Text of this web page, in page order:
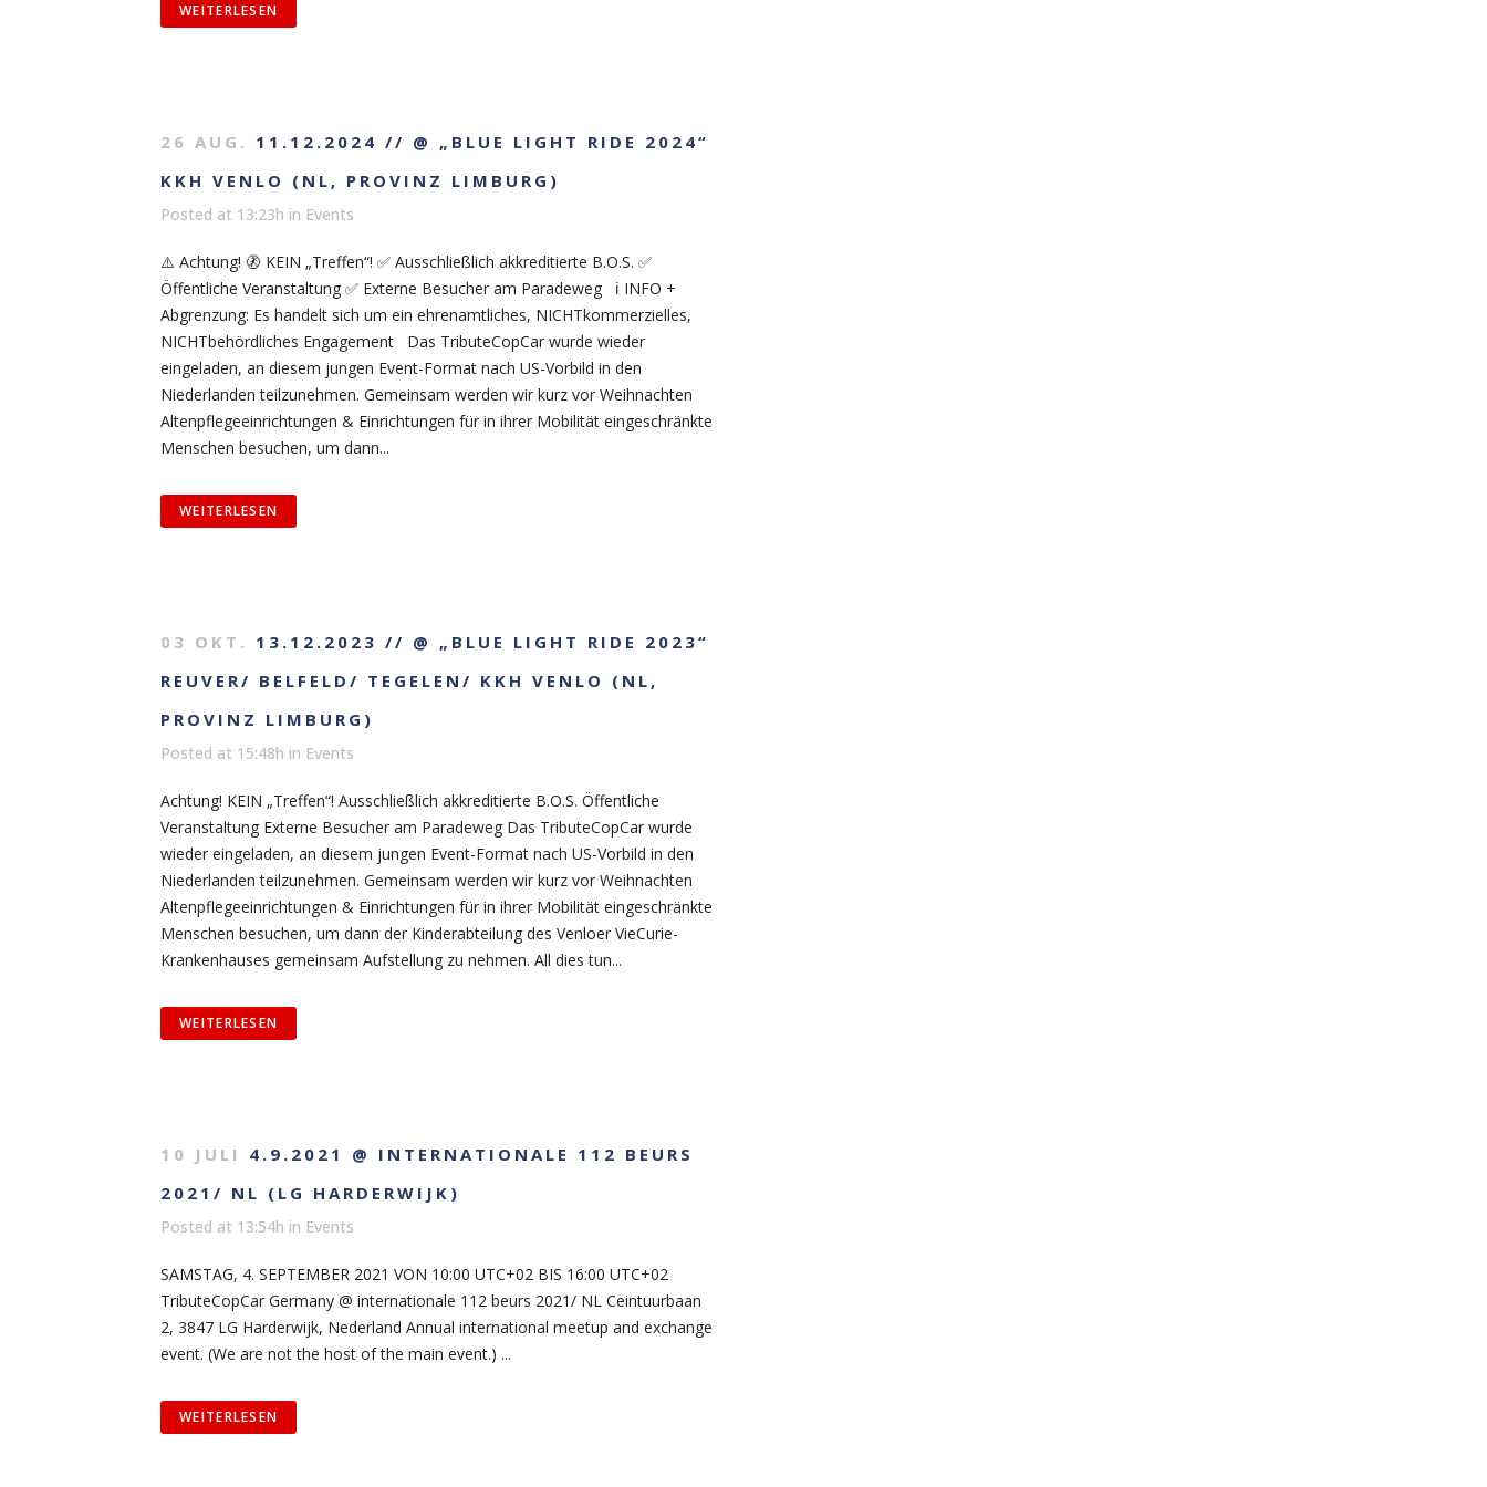
WEITERLESEN
26 AUG. 11.12.2024 // @ „BLUE LIGHT RIDE 2024“
KKH VENLO (NL, PROVINZ LIMBURG)
Posted at 13:23h in Events
⚠️ Achtung! 🚷 KEIN „Treffen“! ✅ Ausschließlich akkreditierte B.O.S. ✅
Öffentliche Veranstaltung ✅ Externe Besucher am Paradeweg ℹ INFO +
Abgrenzung: Es handelt sich um ein ehrenamtliches, NICHTkommerzielles,
NICHTbehördliches Engagement Das TributeCopCar wurde wieder
eingeladen, an diesem jungen Event-Format nach US-Vorbild in den
Niederlanden teilzunehmen. Gemeinsam werden wir kurz vor Weihnachten
Altenpflegeeinrichtungen & Einrichtungen für in ihrer Mobilität eingeschränkte
Menschen besuchen, um dann...
WEITERLESEN
03 OKT. 13.12.2023 // @ „BLUE LIGHT RIDE 2023“
REUVER/ BELFELD/ TEGELEN/ KKH VENLO (NL,
PROVINZ LIMBURG)
Posted at 15:48h in Events
Achtung! KEIN „Treffen“! Ausschließlich akkreditierte B.O.S. Öffentliche
Veranstaltung Externe Besucher am Paradeweg Das TributeCopCar wurde
wieder eingeladen, an diesem jungen Event-Format nach US-Vorbild in den
Niederlanden teilzunehmen. Gemeinsam werden wir kurz vor Weihnachten
Altenpflegeeinrichtungen & Einrichtungen für in ihrer Mobilität eingeschränkte
Menschen besuchen, um dann der Kinderabteilung des Venloer VieCurie-
Krankenhauses gemeinsam Aufstellung zu nehmen. All dies tun...
WEITERLESEN
10 JULI
4.9.2021 @ INTERNATIONALE 112 BEURS
2021/ NL (LG HARDERWIJK)
Posted at 13:54h in Events
SAMSTAG, 4. SEPTEMBER 2021 VON 10:00 UTC+02 BIS 16:00 UTC+02
TributeCopCar Germany @ internationale 112 beurs 2021/ NL Ceintuurbaan
2, 3847 LG Harderwijk, Nederland Annual international meetup and exchange
event. (We are not the host of the main event.) ...
WEITERLESEN